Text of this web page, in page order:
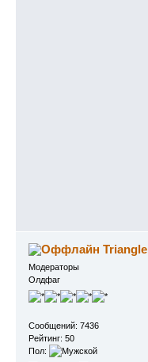
Triangle
Модераторы
Олдфаг
Сообщений: 7436
Рейтинг: 50
Пол: